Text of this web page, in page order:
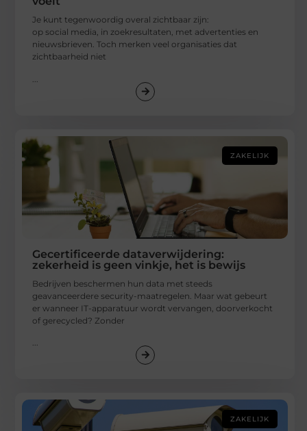
Je kunt tegenwoordig overal zichtbaar zijn:
op social media, in zoekresultaten, met advertenties en
nieuwsbrieven. Toch merken veel organisaties dat
zichtbaarheid niet
ZAKELIJK
Gecertificeerde dataverwijdering:
zekerheid is geen vinkje, het is bewijs
Bedrijven beschermen hun data met steeds
geavanceerdere security-maatregelen. Maar wat gebeurt
er wanneer IT-apparatuur wordt vervangen, doorverkocht
of gerecycled? Zonder
ZAKELIJK